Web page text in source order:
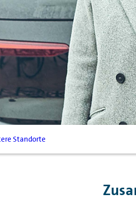
Standorte